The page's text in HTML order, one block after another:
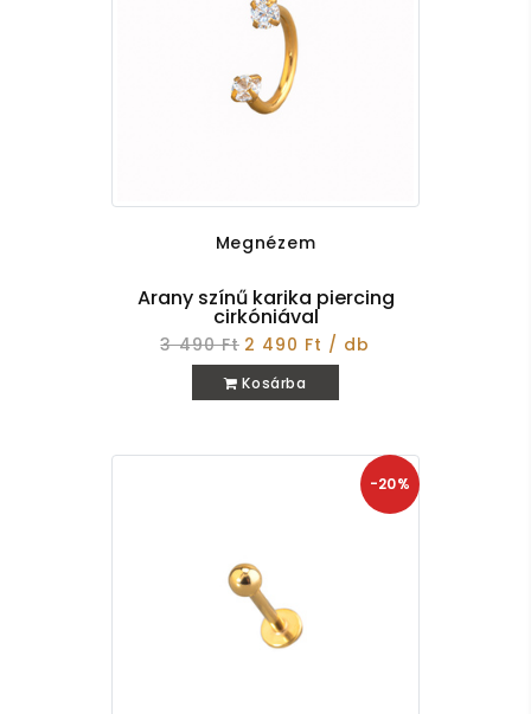
Megnézem
Arany színű karika piercing
cirkóniával
3 490 Ft 2 490 Ft / db
Kosárba
-20%